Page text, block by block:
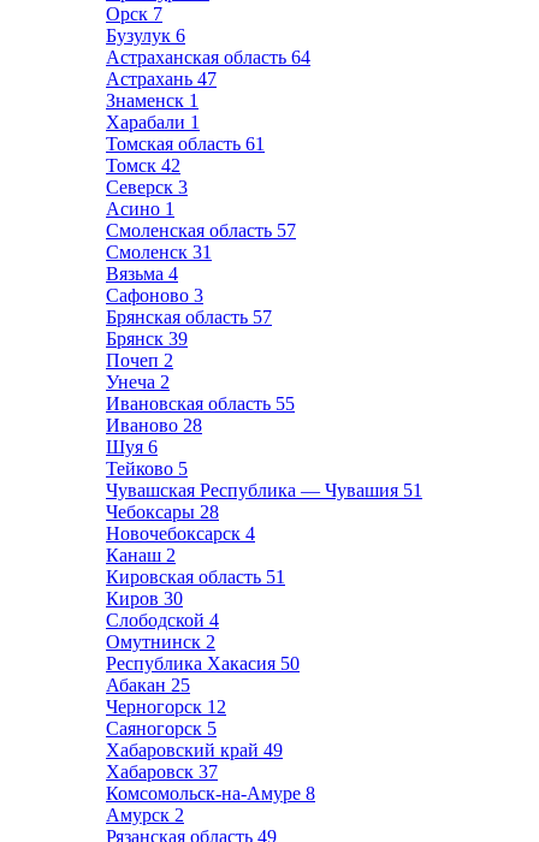
Орск 7
Бузулук 6
Астраханская область 64
Астрахань 47
Знаменск 1
Харабали 1
Томская область 61
Томск 42
Северск 3
Асино 1
Смоленская область 57
Смоленск 31
Вязьма 4
Сафоново 3
Брянская область 57
Брянск 39
Почеп 2
Унеча 2
Ивановская область 55
Иваново 28
Шуя 6
Тейково 5
Чувашская Республика — Чувашия 51
Чебоксары 28
Новочебоксарск 4
Канаш 2
Кировская область 51
Киров 30
Слободской 4
Омутнинск 2
Республика Хакасия 50
Абакан 25
Черногорск 12
Саяногорск 5
Хабаровский край 49
Хабаровск 37
Комсомольск-на-Амуре 8
Амурск 2
Рязанская область 49